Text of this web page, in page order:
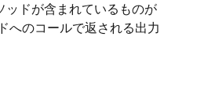
ッドが含まれているものが
へのコールで返される出力